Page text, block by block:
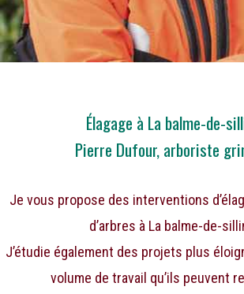
Élagage à La balme-de-
Pierre Dufour, arboriste
Je vous propose des interventions
d’arbres à La balme-de-
J’étudie également des projets plus
volume de travail qu’ils peuvent